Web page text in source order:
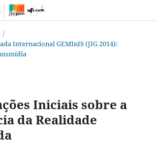
/
Internacional GEMInIS (JIG 2014):
Iniciais sobre a
da Realidade